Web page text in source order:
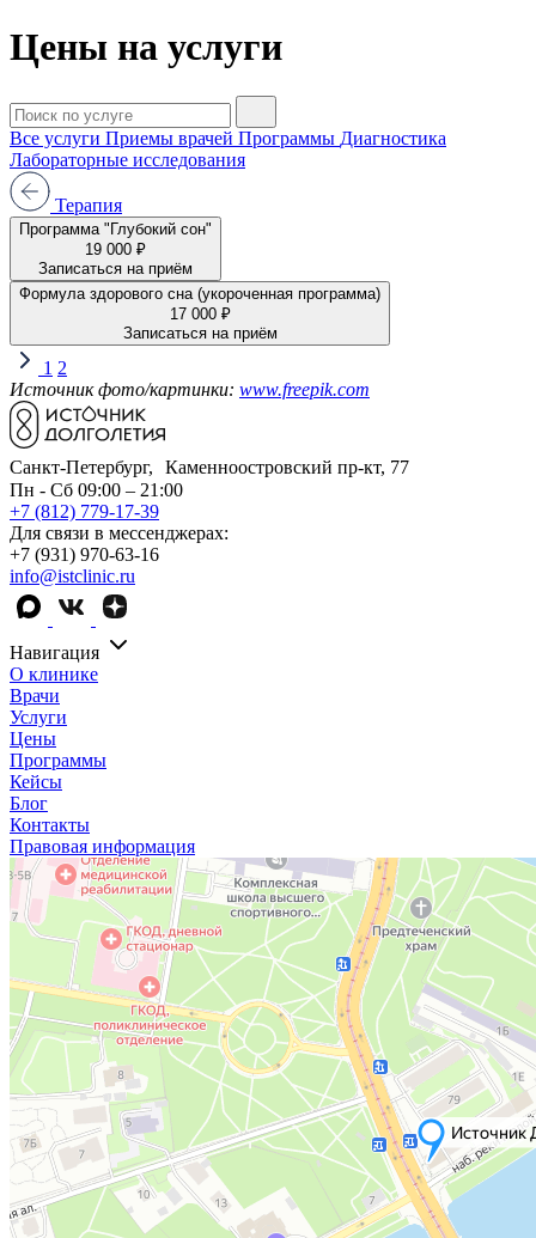
Цены на услуги
Все услуги Приемы врачей Программы Диагностика
Лабораторные исследования
Терапия
Программа "Глубокий сон"
19 000 ₽
Записаться на приём
Формула здорового сна (укороченная программа)
17 000 ₽
Записаться на приём
1 2
Источник фото/картинки: www.freepik.com
Санкт-Петербург, Каменноостровский пр-кт, 77
Пн - Сб 09:00 – 21:00
+7 (812) 779-17-39
Для связи в мессенджерах:
+7 (931) 970-63-16
info@istclinic.ru
Навигация
О клинике
Врачи
Услуги
Цены
Программы
Кейсы
Блог
Контакты
Правовая информация